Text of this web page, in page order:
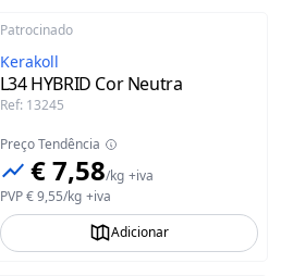
Patrocinado
Kerakoll
L34 HYBRID Cor Neutra
Ref: 13245
Preço Tendência
€ 7,58/kg +iva
PVP€ 9,55/kg +iva
Adicionar